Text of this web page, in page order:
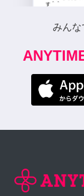
みんな